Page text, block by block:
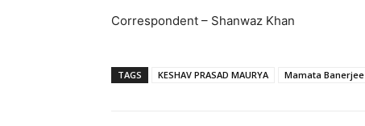
Correspondent – Shanwaz Khan
TAGS KESHAV PRASAD MAURYA Mamata Banerjee